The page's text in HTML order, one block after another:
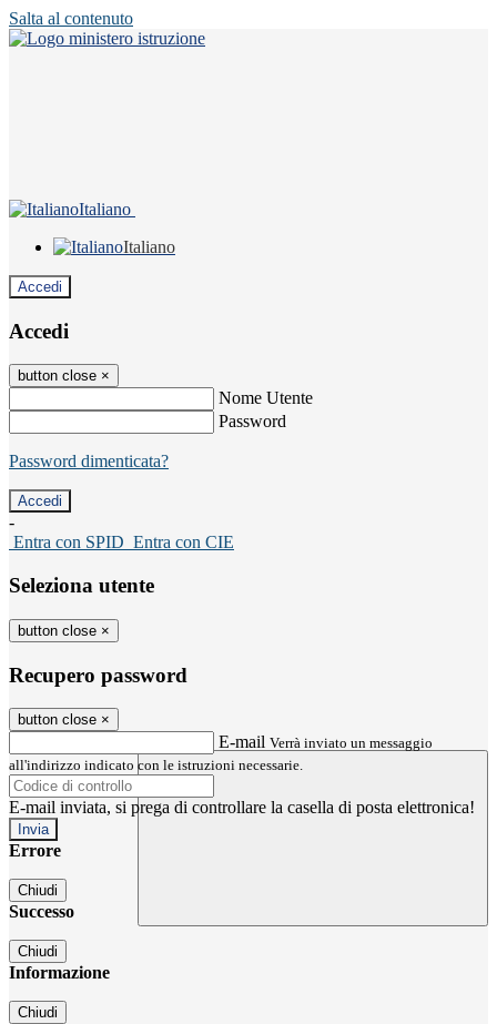
Salta al contenuto
Italiano
Italiano
Accedi
Accedi
button close ×
Nome Utente
Password
Password dimenticata?
-
Entra con SPID Entra con CIE
Seleziona utente
button close ×
Recupero password
button close ×
E-mail Verrà inviato un messaggio
all'indirizzo indicato con le istruzioni necessarie.
E-mail inviata, si prega di controllare la casella di posta elettronica!
Errore
Chiudi
Successo
Chiudi
Informazione
Chiudi